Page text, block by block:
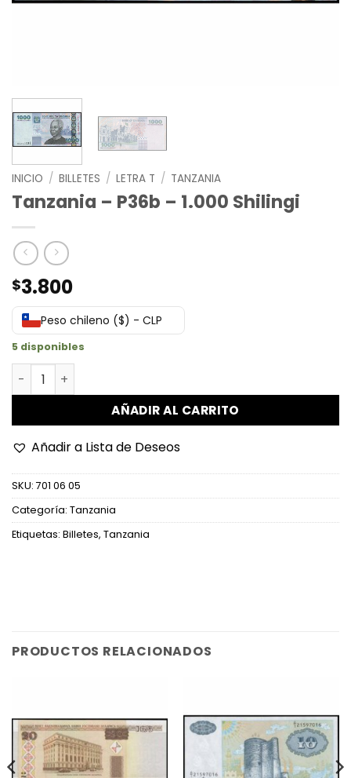
INICIO / BILLETES / LETRA T / TANZANIA
Tanzania – P36b – 1.000 Shilingi
$3.800
Peso chileno ($) - CLP
5 disponibles
Tanzania - P36b - 1.000 Shilingi cantidad
AÑADIR AL CARRITO
Añadir a Lista de Deseos
SKU: 701 06 05
Categoría: Tanzania
Etiquetas: Billetes, Tanzania
PRODUCTOS RELACIONADOS